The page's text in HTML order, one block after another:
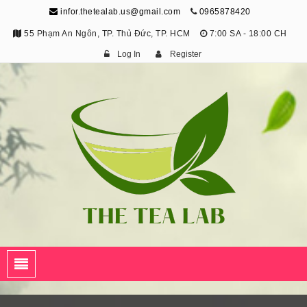
infor.thetealab.us@gmail.com 0965878420
55 Phạm An Ngôn, TP. Thủ Đức, TP. HCM 7:00 SA - 18:00 CH
Log In Register